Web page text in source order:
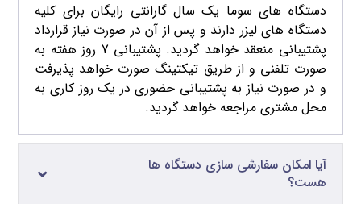
دستگاه های سوما یک سال گارانتی رایگان برای کلیه
دستگاه های لیزر دارند و پس از آن در صورت نیاز قرارداد
پشتیبانی منعقد خواهد گردید. پشتیبانی 7 روز هفته به
صورت تلفنی و از طریق تیکتینگ صورت خواهد پذیرفت
و در صورت نیاز به پشتیبانی حضوری در یک روز کاری به
محل مشتری مراجعه خواهد گردید.
آیا امکان سفارشی سازی دستگاه ها
هست؟